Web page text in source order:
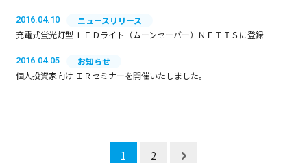
2016.04.10
ニュースリリース
充電式蛍光灯型 ＬＥＤライト（ムーンセーバー）ＮＥＴＩＳに登録
2016.04.05
お知らせ
個人投資家向け ＩＲセミナーを開催いたしました。
1 2